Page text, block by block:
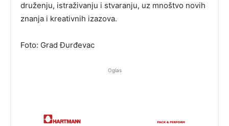
druženju, istraživanju i stvaranju, uz mnoštvo novih
znanja i kreativnih izazova.
Foto: Grad Đurđevac
Oglas